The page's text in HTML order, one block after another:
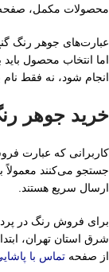
محصولات مکمل،
عبارت‌های جوهر رنگ
اما انتخاب محصول
انجام شود، نه فقط نام
خرید جوهر
کاربرانی که عبارت
جستجو می‌کنند
ارسال سریع هستند.
برای فروش رنگ در
شرق استان تهران،
از صفحه تماس با